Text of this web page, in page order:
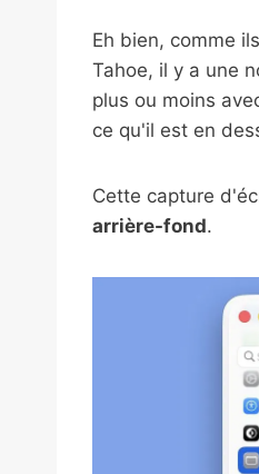
Eh bien, comme
Tahoe, il y a une
plus ou moins
ce qu'il est en
Cette capture
arrière-fond.